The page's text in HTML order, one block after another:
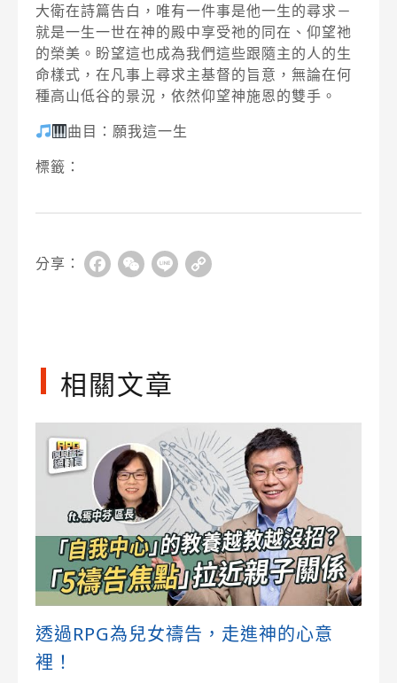
大衛在詩篇告白，唯有一件事是他一生的尋求－
就是一生一世在神的殿中享受祂的同在、仰望祂
的榮美。盼望這也成為我們這些跟隨主的人的生
命樣式，在凡事上尋求主基督的旨意，無論在何
種高山低谷的景況，依然仰望神施恩的雙手。
曲目：願我這一生
標籤：
分享： FacebookWeChat
Line
相關文章
透過RPG為兒女禱告，走進神的心意
裡！